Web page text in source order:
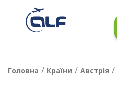
Головна / Країни / Австрія /